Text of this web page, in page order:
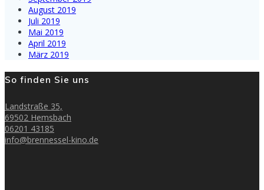
August 2019
Juli 2019
Mai 2019
April 2019
März 2019
So finden Sie uns
Landstraße 35,
69502 Hemsbach
06201 43185
info@brennessel-kino.de